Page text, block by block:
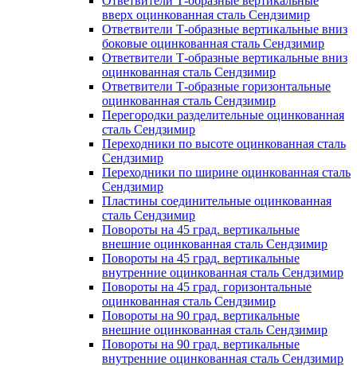
вверх оцинкованная сталь Сендзимир
Ответвители Т-образные вертикальные вниз
боковые оцинкованная сталь Сендзимир
Ответвители Т-образные вертикальные вниз
оцинкованная сталь Сендзимир
Ответвители Т-образные горизонтальные
оцинкованная сталь Сендзимир
Перегородки разделительные оцинкованная
сталь Сендзимир
Переходники по высоте оцинкованная сталь
Сендзимир
Переходники по ширине оцинкованная сталь
Сендзимир
Пластины соединительные оцинкованная
сталь Сендзимир
Повороты на 45 град. вертикальные
внешние оцинкованная сталь Сендзимир
Повороты на 45 град. вертикальные
внутренние оцинкованная сталь Сендзимир
Повороты на 45 град. горизонтальные
оцинкованная сталь Сендзимир
Повороты на 90 град. вертикальные
внешние оцинкованная сталь Сендзимир
Повороты на 90 град. вертикальные
внутренние оцинкованная сталь Сендзимир